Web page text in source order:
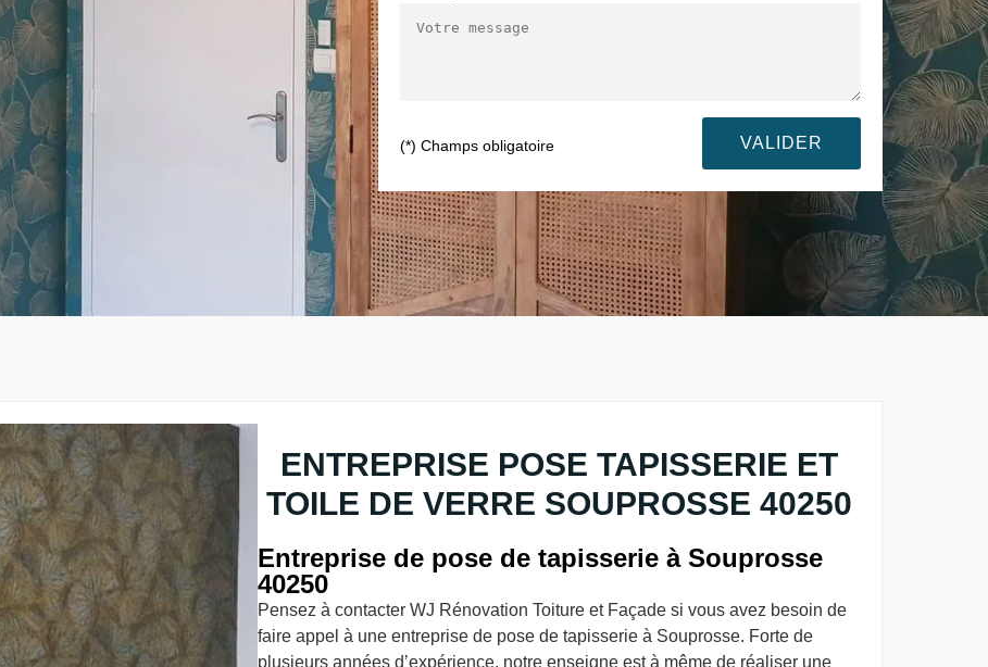
(*) Champs obligatoire
ENTREPRISE POSE TAPISSERIE ET
TOILE DE VERRE SOUPROSSE 40250
Entreprise de pose de tapisserie à Souprosse
40250
Pensez à contacter WJ Rénovation Toiture et Façade si vous avez besoin de
faire appel à une entreprise de pose de tapisserie à Souprosse. Forte de
plusieurs années d’expérience, notre enseigne est à même de réaliser une